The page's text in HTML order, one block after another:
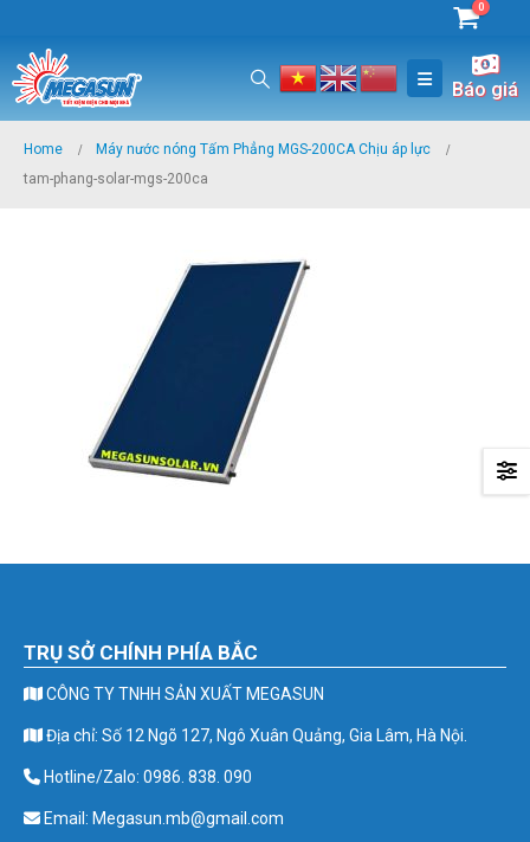
0
Báo giá
Home
Máy nước nóng Tấm Phẳng MGS-200CA Chịu áp lực
tam-phang-solar-mgs-200ca
TRỤ SỞ CHÍNH PHÍA BẮC
CÔNG TY TNHH SẢN XUẤT MEGASUN
Địa chỉ: Số 12 Ngõ 127, Ngô Xuân Quảng, Gia Lâm, Hà Nội.
Hotline/Zalo: 0986. 838. 090
Email: Megasun.mb@gmail.com